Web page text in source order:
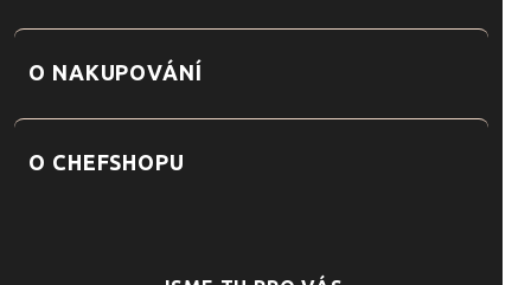
O NAKUPOVÁNÍ
O CHEFSHOPU